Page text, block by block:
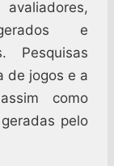
e
Pesquisas
de jogos e a
como
pelo